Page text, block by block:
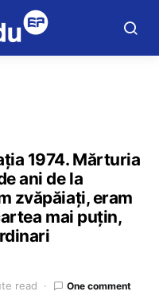
1974. Mărturia
ani de la
zvăpăiați, eram
mai puțin,
read One comment